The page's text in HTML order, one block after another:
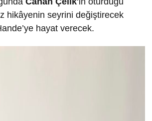
hikâyenin seyrini değiştirecek
hayat verecek.